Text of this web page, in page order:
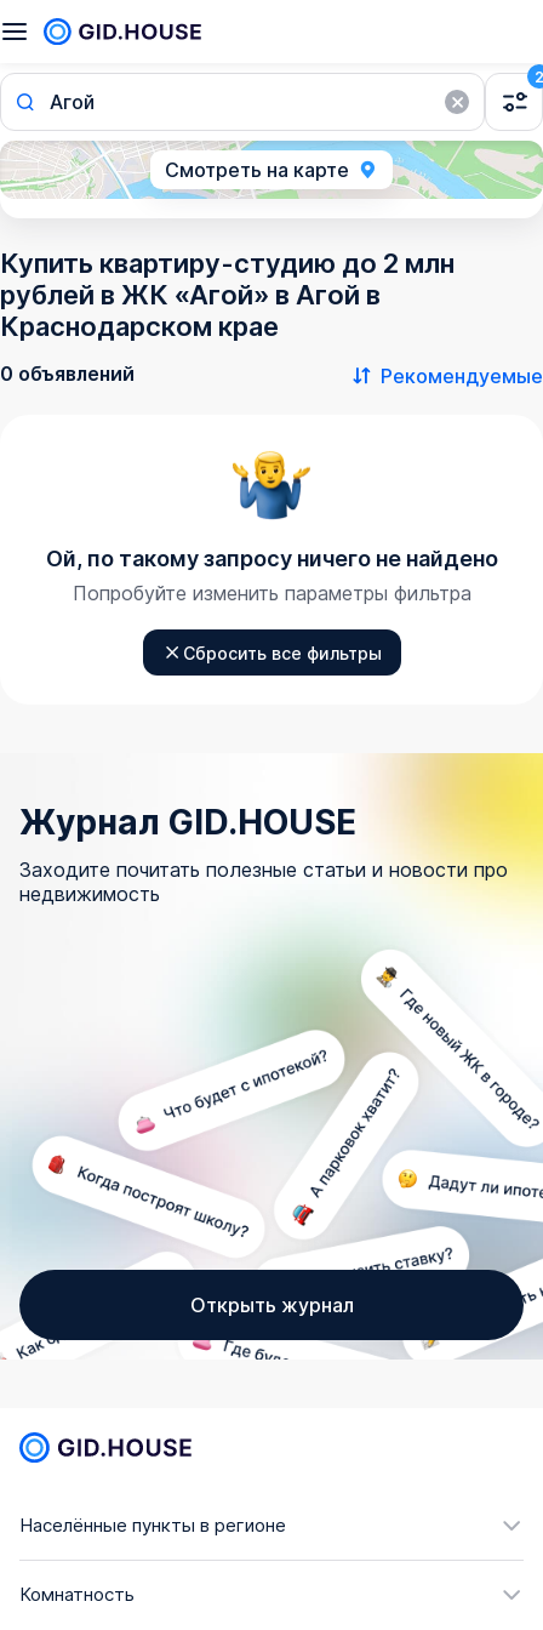
Агой
2
Смотреть на карте
Купить квартиру-студию до 2 млн
рублей в ЖК «Агой» в Агой в
Краснодарском крае
0 объявлений Рекомендуемые
Ой, по такому запросу ничего не найдено
Попробуйте изменить параметры фильтра
Сбросить все фильтры
Журнал GID.HOUSE
Заходите почитать полезные статьи и новости про
недвижимость
Открыть журнал
Населённые пункты в регионе
Комнатность